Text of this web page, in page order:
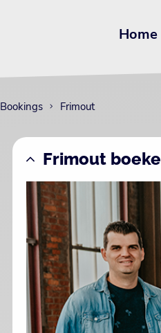
Home
Bookings Frimout
Frimout